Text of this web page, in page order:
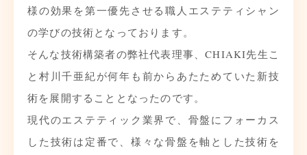
様の効果を第一優先させる職人エステティシャン
の学びの技術となっております。
そんな技術構築者の弊社代表理事、CHIAKI先生こ
と村川千亜紀が何年も前からあたためていた新技
術を展開することとなったのです。
現代のエステティック業界で、骨盤にフォーカス
した技術は定番で、様々な骨盤を軸とした技術を